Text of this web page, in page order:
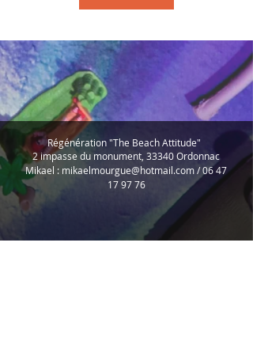
Régénération "The Beach Attitude"
2 impasse du monument, 33340 Ordonnac
Mikael : mikaelmourgue@hotmail.com/06 47
17 97 76